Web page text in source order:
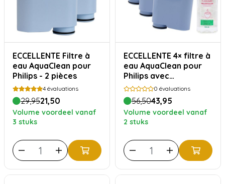
ECCELLENTE Filtre à
eau AquaClean pour
Philips - 2 pièces
4 évaluations
29,9521,50
Volume voordeel vanaf
3 stuks
ECCELLENTE 4× filtre à
eau AquaClean pour
Philips avec
détartrant
0 évaluations
56,5043,95
Volume voordeel vanaf
2 stuks